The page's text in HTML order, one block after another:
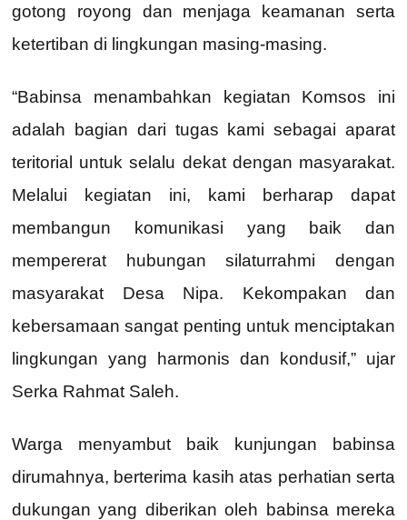
gotong royong dan menjaga keamanan serta
ketertiban di lingkungan masing-masing.
“Babinsa menambahkan kegiatan Komsos ini
adalah bagian dari tugas kami sebagai aparat
teritorial untuk selalu dekat dengan masyarakat.
Melalui kegiatan ini, kami berharap dapat
membangun komunikasi yang baik dan
mempererat hubungan silaturrahmi dengan
masyarakat Desa Nipa. Kekompakan dan
kebersamaan sangat penting untuk menciptakan
lingkungan yang harmonis dan kondusif,” ujar
Serka Rahmat Saleh.
Warga menyambut baik kunjungan babinsa
dirumahnya, berterima kasih atas perhatian serta
dukungan yang diberikan oleh babinsa mereka